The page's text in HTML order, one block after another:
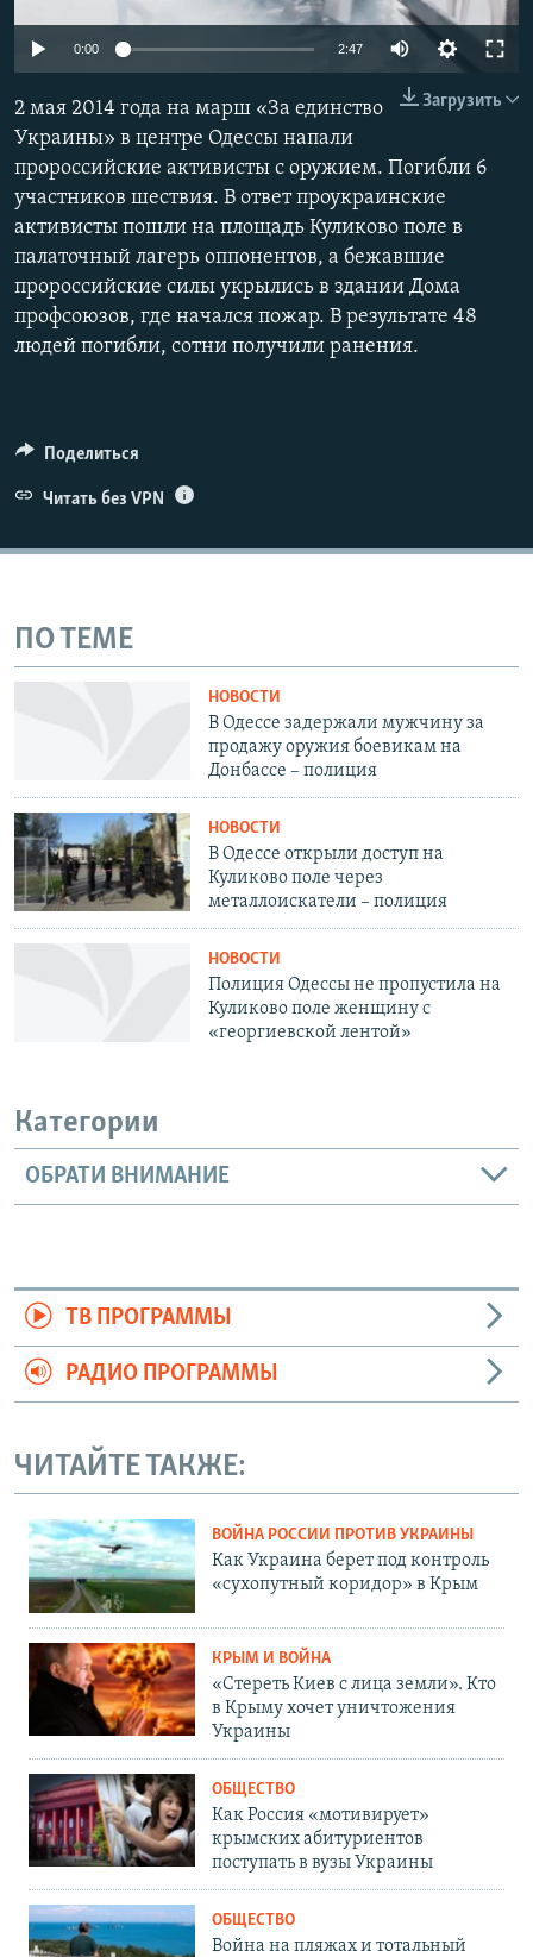
ПОБЕДИТЕЛЕЙ НЕ СУДЯТ?
ELIFBE
УКРАИНСКАЯ ПРОБЛЕМА КРЫМА
Все сайты RFE/RL
0:00 2:47
Загрузить
2 мая 2014 года на марш «За единство
Украины» в центре Одессы напали
пророссийские активисты с оружием. Погибли 6
участников шествия. В ответ проукраинские
активисты пошли на площадь Куликово поле в
палаточный лагерь оппонентов, а бежавшие
пророссийские силы укрылись в здании Дома
профсоюзов, где начался пожар. В результате 48
людей погибли, сотни получили ранения.
Поделиться
Читать без VPN
ПО ТЕМЕ
НОВОСТИ
В Одессе задержали мужчину за
продажу оружия боевикам на
Донбассе – полиция
НОВОСТИ
В Одессе открыли доступ на
Куликово поле через
металлоискатели – полиция
НОВОСТИ
Полиция Одессы не пропустила на
Куликово поле женщину с
«георгиевской лентой»
Категории
ОБРАТИ ВНИМАНИЕ
ТВ ПРОГРАММЫ
РАДИО ПРОГРАММЫ
ЧИТАЙТЕ ТАКЖЕ:
ВОЙНА РОССИИ ПРОТИВ УКРАИНЫ
Как Украина берет под контроль
«сухопутный коридор» в Крым
КРЫМ И ВОЙНА
«Стереть Киев с лица земли». Кто
в Крыму хочет уничтожения
Украины
ОБЩЕСТВО
Как Россия «мотивирует»
крымских абитуриентов
поступать в вузы Украины
ОБЩЕСТВО
Война на пляжах и тотальный